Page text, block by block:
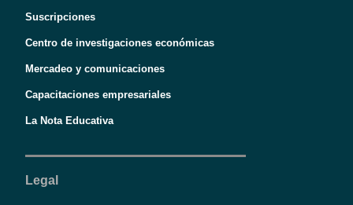
Suscripciones
Centro de investigaciones económicas
Mercadeo y comunicaciones
Capacitaciones empresariales
La Nota Educativa
Legal